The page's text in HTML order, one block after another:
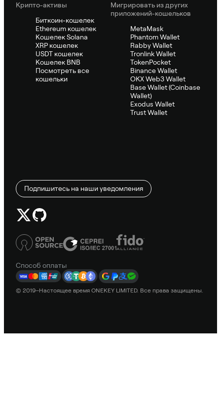
Крипто-активы
Биткоин-кошелек
Ethereum кошелек
Кошелек Solana
XRP кошелек
USDT кошелек
Кошелек BNB
Посмотреть все
кошельки
Мигрировать из других
приложений-кошельков
MetaMask
Phantom Wallet
Rabby Wallet
Tronlink Wallet
TokenPocket
Binance Wallet
OKX Web3 Wallet
Base Wallet (Coinbase
Wallet)
Exodus Wallet
Trust Wallet
Подпишитесь на наши уведомления
Способ оплаты
© 2019–Настоящее время ONEKEY LIMITED. Все права защищены.